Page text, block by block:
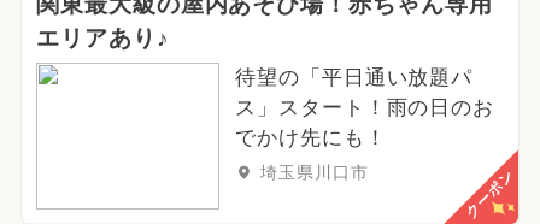
エリアあり♪
待望の「平日通い放題パ
ス」スタート！雨の日のお
でかけ先にも！
埼玉県川口市 クーポン